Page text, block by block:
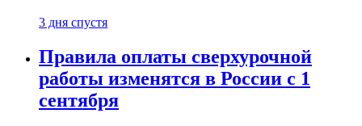
3 дня спустя
Правила оплаты сверхурочной
работы изменятся в России с 1
сентября